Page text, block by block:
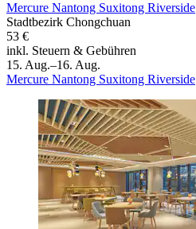
Mercure Nantong Suxitong Riverside
Stadtbezirk Chongchuan
53 €
inkl. Steuern & Gebühren
15. Aug.–16. Aug.
Mercure Nantong Suxitong Riverside